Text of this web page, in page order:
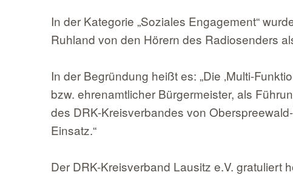
In der Kategorie „Soziales Engagement“
Ruhland von den Hörern des Radiosenders
In der Begründung heißt es: „Die ‚Multi-
bzw. ehrenamtlicher Bürgermeister, als
des DRK-Kreisverbandes von
Einsatz.“
Der DRK-Kreisverband Lausitz e.V. gratuliert